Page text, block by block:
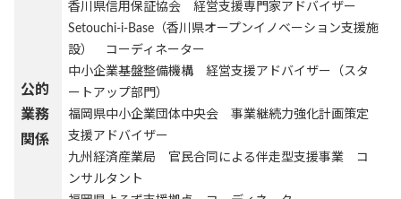
公的
業務
関係
香川県信用保証協会 経営支援専門家アドバイザー
Setouchi-i-Base（香川県オープンイノベーション支援施
設） コーディネーター
中小企業基盤整備機構 経営支援アドバイザー（スタ
ートアップ部門）
福岡県中小企業団体中央会 事業継続力強化計画策定
支援アドバイザー
九州経済産業局 官民合同による伴走型支援事業 コ
ンサルタント